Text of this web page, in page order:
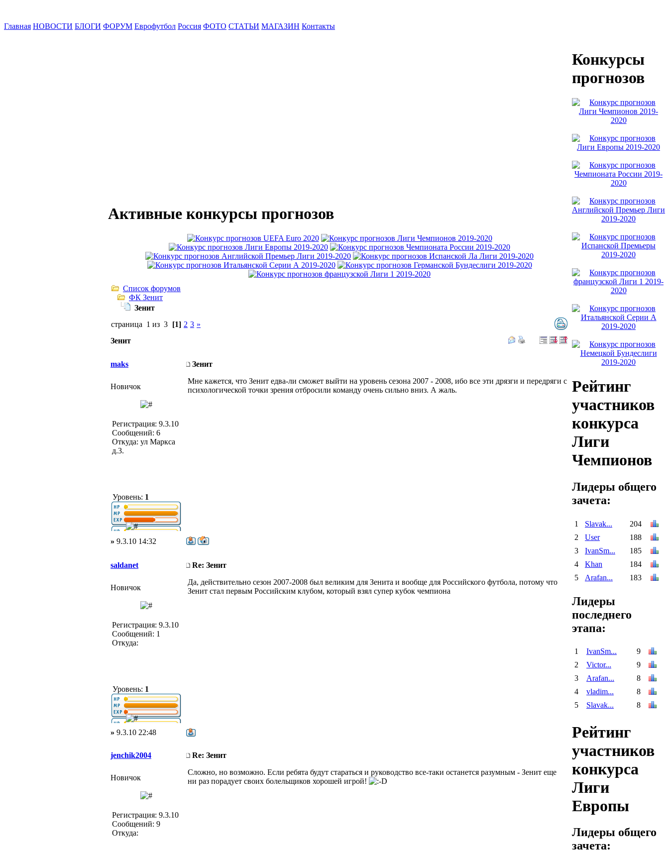
Главная НОВОСТИ БЛОГИ ФОРУМ Еврофутбол Россия ФОТО СТАТЬИ МАГАЗИН Контакты
Активные конкурсы прогнозов
Список форумов
ФК Зенит
Зенит
страница 1 из 3 [1] 2 3 »
Зенит
maks Зенит
Новичок
Регистрация: 9.3.10
Сообщений: 6
Откуда: ул Маркса
д.3.
Уровень: 1
Мне кажется, что Зенит едва-ли сможет выйти на уровень сезона 2007 - 2008, ибо все эти дрязги и передряги с
психологической точки зрения отбросили команду очень сильно вниз. А жаль.
» 9.3.10 14:32
saldanet Re: Зенит
Новичок
Регистрация: 9.3.10
Сообщений: 1
Откуда:
Уровень: 1
Да, действительно сезон 2007-2008 был великим для Зенита и вообще для Российского футбола, потому что
Зенит стал первым Российским клубом, который взял супер кубок чемпиона
» 9.3.10 22:48
jenchik2004 Re: Зенит
Новичок
Регистрация: 9.3.10
Сообщений: 9
Откуда:
Сложно, но возможно. Если ребята будут стараться и руководство все-таки останется разумным - Зенит еще
ни раз порадует своих болельщиков хорошей игрой!
Конкурсы
прогнозов
Рейтинг
участников
конкурса
Лиги
Чемпионов
Лидеры общего
зачета:
1 Slavak...
204
2
User
188
3
IvanSm...
185
4
Khan
184
5
Arafan... 183
Лидеры
последнего
этапа:
1 IvanSm...
9
2
Victor...
9
3
Arafan...
8
4
vladim...
8
5
Slavak... 8
Рейтинг
участников
конкурса
Лиги
Европы
Лидеры общего
зачета: